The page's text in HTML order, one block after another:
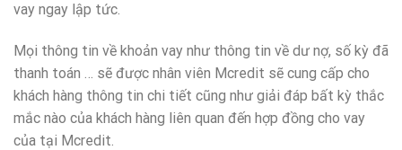
vay ngay lập tức.
Mọi thông tin về khoản vay như thông tin về dư nợ, số kỳ đã
thanh toán … sẽ được nhân viên Mcredit sẽ cung cấp cho
khách hàng thông tin chi tiết cũng như giải đáp bất kỳ thắc
mắc nào của khách hàng liên quan đến hợp đồng cho vay
của tại Mcredit.